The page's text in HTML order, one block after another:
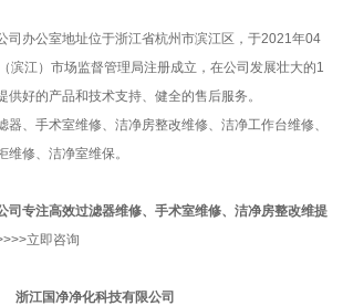
司办公室地址位于浙江省杭州市滨江区，于2021年04
滨江）市场监督管理局注册成立，在公司发展壮大的1
供好的产品和技术支持、健全的售后服务。
器、手术室维修、洁净房整改维修、洁净工作台维修、
修、洁净室维保。
司 专注高效过滤器维修、手术室维修、洁净房整改维提
立即咨询
浙江国净净化科技有限公司